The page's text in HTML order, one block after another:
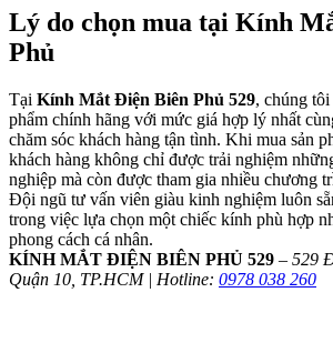
Lý do chọn mua tại Kính
Phủ
Tại Kính Mắt Điện Biên Phủ 529, chúng tôi
phẩm chính hãng với mức giá hợp lý nhất
chăm sóc khách hàng tận tình. Khi mua sản
khách hàng không chỉ được trải nghiệm
nghiệp mà còn được tham gia nhiều chương
Đội ngũ tư vấn viên giàu kinh nghiệm luôn
trong việc lựa chọn một chiếc kính phù hợp
phong cách cá nhân.
KÍNH MẮT ĐIỆN BIÊN PHỦ 529 – 529
Quận 10, TP.HCM | Hotline: 0978 038 260